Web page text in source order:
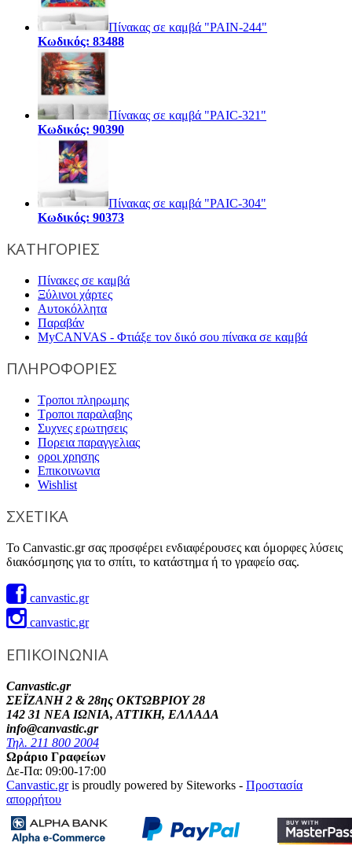
Πίνακας σε καμβά "PAIN-244"
Κωδικός: 83488
Πίνακας σε καμβά "PAIC-321"
Κωδικός: 90390
Πίνακας σε καμβά "PAIC-304"
Κωδικός: 90373
ΚΑΤΗΓΟΡΙΕΣ
Πίνακες σε καμβά
Ξύλινοι χάρτες
Αυτοκόλλητα
Παραβάν
MyCANVAS - Φτιάξε τον δικό σου πίνακα σε καμβά
ΠΛΗΡΟΦΟΡΙΕΣ
Τροποι πληρωμης
Τροποι παραλαβης
Συχνες ερωτησεις
Πορεια παραγγελιας
οροι χρησης
Επικοινωνια
Wishlist
ΣΧΕΤΙΚΑ
Το Canvastic.gr σας προσφέρει ενδιαφέρουσες και όμορφες λύσεις
διακόσμησης για το σπίτι, το κατάστημα ή το γραφείο σας.
canvastic.gr
canvastic.gr
ΕΠΙΚΟΙΝΩΝΙΑ
Canvastic.gr
ΣΕΪΖΑΝΗ 2 & 28ης ΟΚΤΩΒΡΙΟΥ 28
142 31 ΝΕΑ ΙΩΝΙΑ, ΑΤΤΙΚΗ, ΕΛΛΑΔΑ
info@canvastic.gr
Τηλ. 211 800 2004
Ωράριο Γραφείων
Δε-Πα: 09:00-17:00
Canvastic.gris proudly powered by Siteworks - Προστασία
απορρήτου